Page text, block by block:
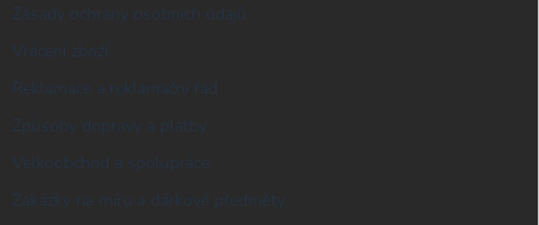
Zásady ochrany osobních údajů
Vrácení zboží
Reklamace a reklamační řád
Způsoby dopravy a platby
Velkoobchod a spolupráce
Zakázky na míru a dárkové předměty